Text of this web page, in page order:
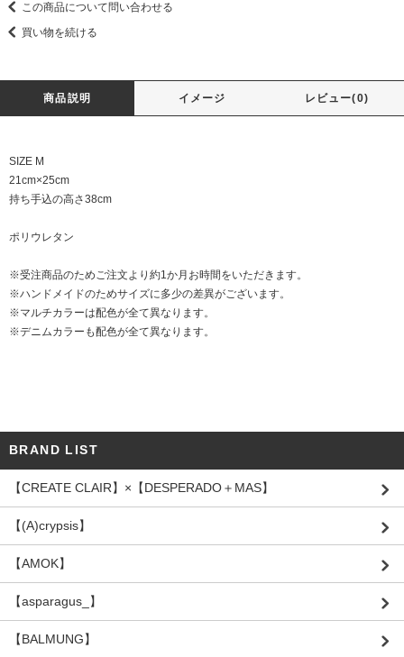
この商品について問い合わせる
買い物を続ける
商品説明 イメージ レビュー(0)
SIZE M
21cm×25cm
持ち手込の高さ38cm
ポリウレタン
※受注商品のためご注文より約1か月お時間をいただきます。
※ハンドメイドのためサイズに多少の差異がございます。
※マルチカラーは配色が全て異なります。
※デニムカラーも配色が全て異なります。
BRAND LIST
【CREATE CLAIR】×【DESPERADO＋MAS】
【(A)crypsis】
【AMOK】
【asparagus_】
【BALMUNG】